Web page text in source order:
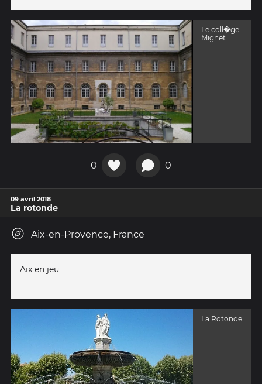
Le coll�ge
Mignet
0 0
09 avril 2018
La rotonde
Aix-en-Provence, France
Aix en jeu
La Rotonde